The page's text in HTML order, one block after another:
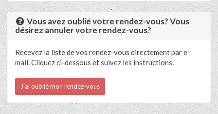
Vous avez oublié votre rendez-vous? Vous
désirez annuler votre rendez-vous?
Recevez la liste de vos rendez-vous directement par e-
mail. Cliquez ci-dessous et suivez les instructions.
J'ai oublié mon rendez-vous